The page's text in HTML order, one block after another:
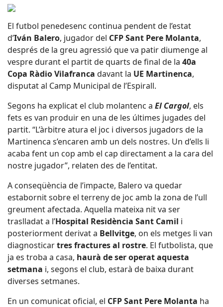
El futbol penedesenc continua pendent de l’estat
d’Iván Balero, jugador del CFP Sant Pere Molanta,
després de la greu agressió que va patir diumenge al
vespre durant el partit de quarts de final de la 40a
Copa Ràdio Vilafranca davant la UE Martinenca,
disputat al Camp Municipal de l’Espirall.
Segons ha explicat el club molantenc a El Cargol, els
fets es van produir en una de les últimes jugades del
partit. “L’àrbitre atura el joc i diversos jugadors de la
Martinenca s’encaren amb un dels nostres. Un d’ells li
acaba fent un cop amb el cap directament a la cara del
nostre jugador”, relaten des de l’entitat.
A conseqüència de l’impacte, Balero va quedar
estabornit sobre el terreny de joc amb la zona de l’ull
greument afectada. Aquella mateixa nit va ser
traslladat a l’Hospital Residència Sant Camil i
posteriorment derivat a Bellvitge, on els metges li van
diagnosticartres fractures al rostre. El futbolista, que
ja es troba a casa, haurà de ser operat aquesta
setmana i, segons el club, estarà de baixa durant
diverses setmanes.
En un comunicat oficial, el CFP Sant Pere Molanta ha